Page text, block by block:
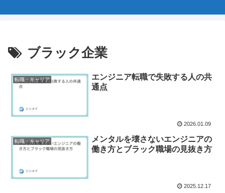
ブラック企業
転職・キャリア
エンジニア転職で失敗する人の共
通点
2026.01.09
転職・キャリア
メンタルを壊さないエンジニアの
働き方とブラック職場の見抜き方
2025.12.17